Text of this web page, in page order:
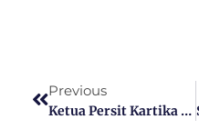
Previous
Ketua Persit Kartika Candra Kirana Cabang XLV Sambangi Keluarga Prajurit Yang Sakit, Sebagai Wujud Kepedulian Dan Perhatian Kepada Keluarga Anggota Kodim 0826